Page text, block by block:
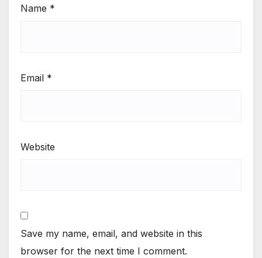
Name *
Email *
Website
Save my name, email, and website in this
browser for the next time I comment.